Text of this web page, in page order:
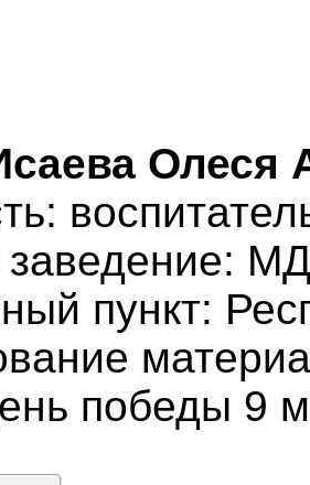
Олеся
пункт:
победы 9